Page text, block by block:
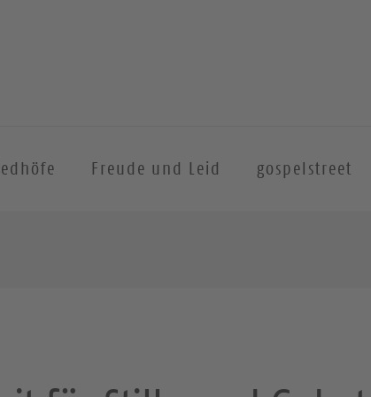
Freude und Leid gospelstreet